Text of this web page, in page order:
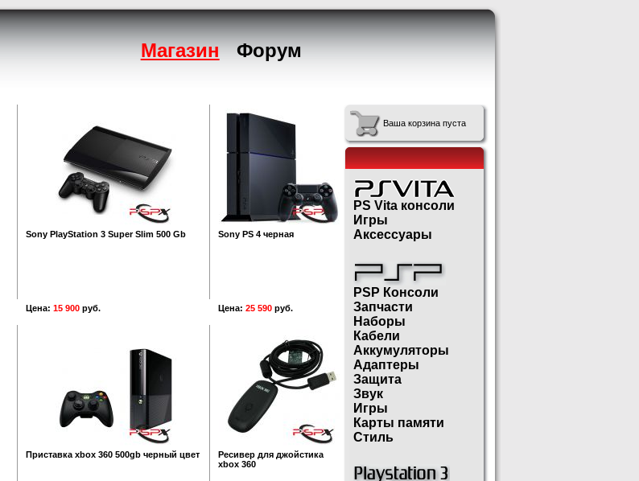
Магазин Форум
Sony PlayStation 3 Super Slim 500 Gb
Sony PS 4 черная
Цена: 15 900 руб. Цена: 25 590 руб.
Приставка xbox 360 500gb черный цвет
Ресивер для джойстика
xbox 360
Ваша корзина пуста
PS Vita консоли
Игры
Аксессуары
PSP Консоли
Запчасти
Наборы
Кабели
Аккумуляторы
Адаптеры
Защита
Звук
Игры
Карты памяти
Стиль